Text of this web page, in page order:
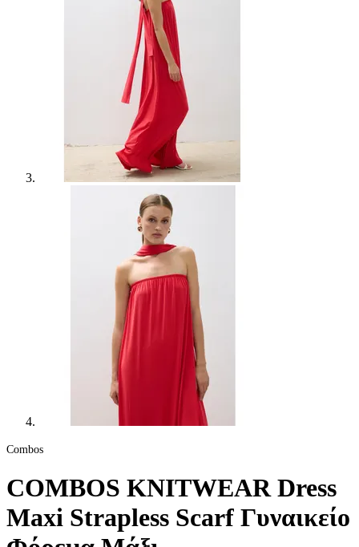
Combos
COMBOS KNITWEAR Dress
Maxi Strapless Scarf Γυναικείο